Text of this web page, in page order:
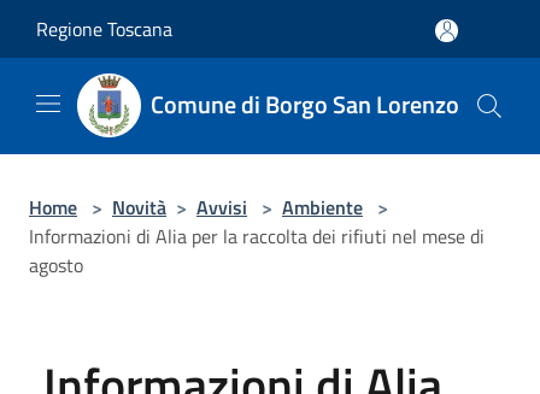
Regione Toscana
Comune di Borgo San Lorenzo
Home > Novità > Avvisi > Ambiente >
Informazioni di Alia per la raccolta dei rifiuti nel mese di
agosto